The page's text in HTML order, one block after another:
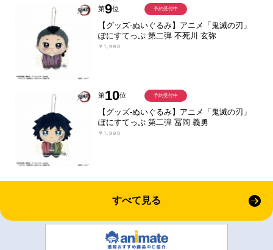
第9位
【グッズ-ぬいぐるみ】アニメ「鬼滅の刃」
ぽにすてっぷ 第二弾 不死川 玄弥
￥1,980
予約受付中
第10位
【グッズ-ぬいぐるみ】アニメ「鬼滅の刃」
ぽにすてっぷ 第二弾 冨岡 義勇
￥1,980
予約受付中
すべて見る